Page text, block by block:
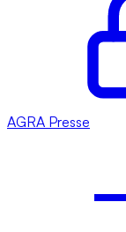
AGRA Presse